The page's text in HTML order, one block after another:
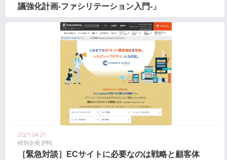
議強化計画-ファシリテーション入門-」
2021.04.21
特別企画 [PR]
［緊急対談］ECサイトに必要なのは戦略と顧客体